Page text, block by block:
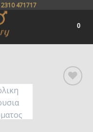
2310 471717
0